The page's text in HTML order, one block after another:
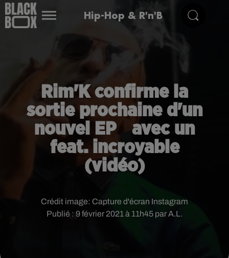
Hip-Hop & R'n'B
Rim'K confirme la
sortie prochaine d'un
nouvel EP avec un
feat. incroyable
(vidéo)
Publié : 9 février 2021 à 11h45 par A.L.
Crédit image: Capture d'écran Instagram